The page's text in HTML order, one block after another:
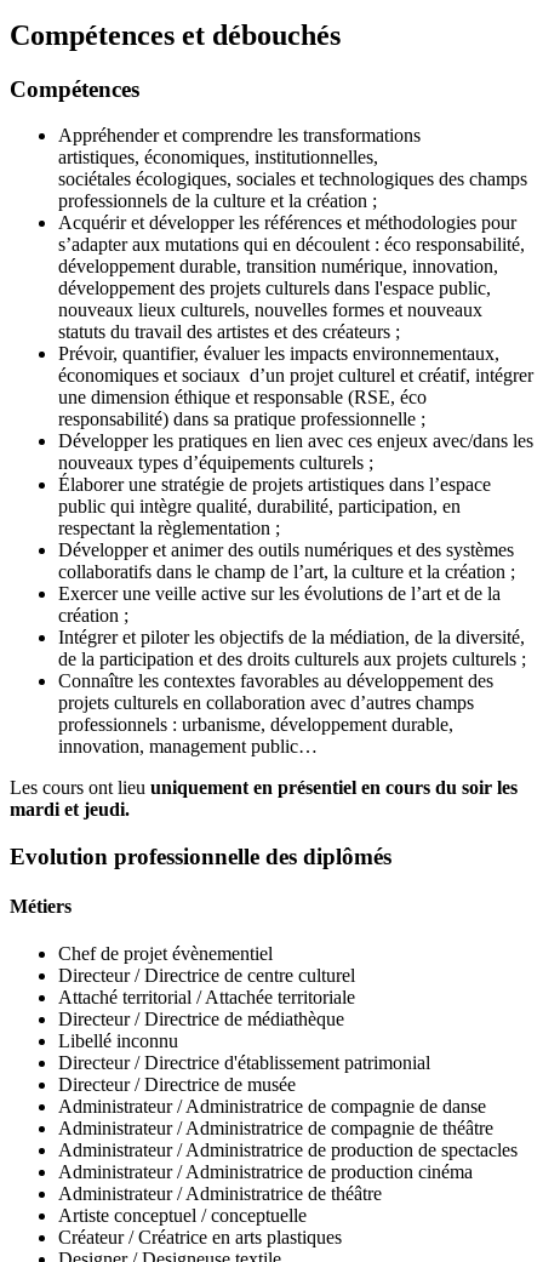
Compétences et débouchés
Compétences
Appréhender et comprendre les transformations
artistiques, économiques, institutionnelles,
sociétales écologiques, sociales et technologiques des champs
professionnels de la culture et la création ;
Acquérir et développer les références et méthodologies pour
s’adapter aux mutations qui en découlent : éco responsabilité,
développement durable, transition numérique, innovation,
développement des projets culturels dans l'espace public,
nouveaux lieux culturels, nouvelles formes et nouveaux
statuts du travail des artistes et des créateurs ;
Prévoir, quantifier, évaluer les impacts environnementaux,
économiques et sociaux d’un projet culturel et créatif, intégrer
une dimension éthique et responsable (RSE, éco
responsabilité) dans sa pratique professionnelle ;
Développer les pratiques en lien avec ces enjeux avec/dans les
nouveaux types d’équipements culturels ;
Élaborer une stratégie de projets artistiques dans l’espace
public qui intègre qualité, durabilité, participation, en
respectant la règlementation ;
Développer et animer des outils numériques et des systèmes
collaboratifs dans le champ de l’art, la culture et la création ;
Exercer une veille active sur les évolutions de l’art et de la
création ;
Intégrer et piloter les objectifs de la médiation, de la diversité,
de la participation et des droits culturels aux projets culturels ;
Connaître les contextes favorables au développement des
projets culturels en collaboration avec d’autres champs
professionnels : urbanisme, développement durable,
innovation, management public…
Les cours ont lieu uniquement en présentiel en cours du soir les
mardi et jeudi.
Evolution professionnelle des diplômés
Métiers
Chef de projet évènementiel
Directeur / Directrice de centre culturel
Attaché territorial / Attachée territoriale
Directeur / Directrice de médiathèque
Libellé inconnu
Directeur / Directrice d'établissement patrimonial
Directeur / Directrice de musée
Administrateur / Administratrice de compagnie de danse
Administrateur / Administratrice de compagnie de théâtre
Administrateur / Administratrice de production de spectacles
Administrateur / Administratrice de production cinéma
Administrateur / Administratrice de théâtre
Artiste conceptuel / conceptuelle
Créateur / Créatrice en arts plastiques